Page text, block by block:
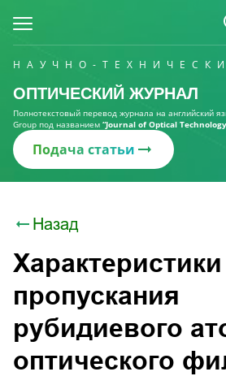
НАУЧНО-
ОПТИЧЕСКИЙ ЖУРНАЛ
Полнотекстовый перевод журнала на английский
Group под названием “Journal of Optical
Подача статьи
Назад
Характеристики
пропускания
рубидиевого
оптического